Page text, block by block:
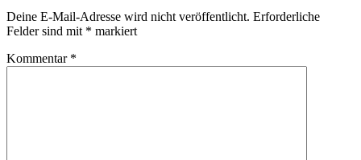
Deine E-Mail-Adresse wird nicht veröffentlicht. Erforderliche
Felder sind mit * markiert
Kommentar *